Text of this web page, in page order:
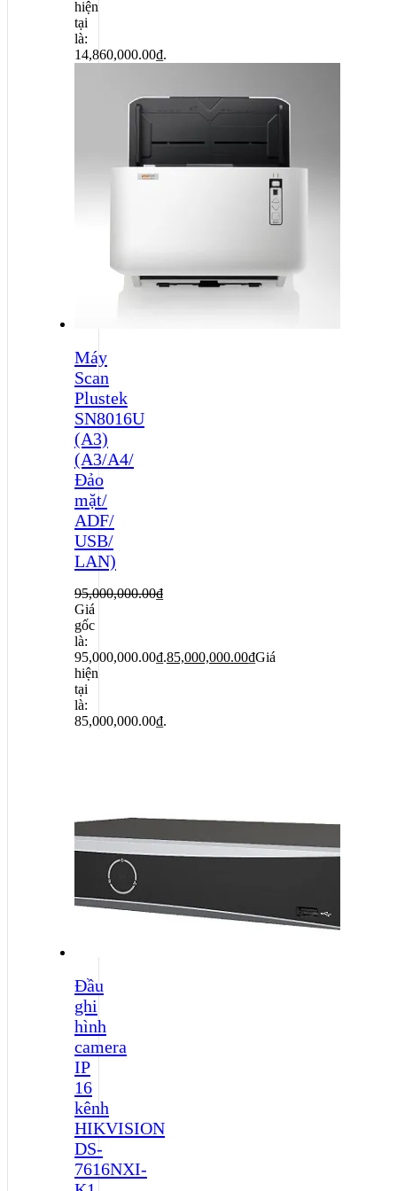
hiện
tại
là:
14,860,000.00₫.
Máy
Scan
Plustek
SN8016U
(A3)
(A3/A4/
Đảo
mặt/
ADF/
USB/
LAN)
95,000,000.00₫
Giá
gốc
là:
95,000,000.00₫.85,000,000.00₫Giá
hiện
tại
là:
85,000,000.00₫.
Đầu
ghi
hình
camera
IP
16
kênh
HIKVISION
DS-
7616NXI-